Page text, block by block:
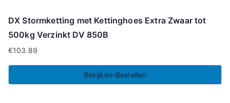
DX Stormketting met Kettinghoes Extra Zwaar tot
500kg Verzinkt DV 850B
€103.89
Bekijken-Bestellen